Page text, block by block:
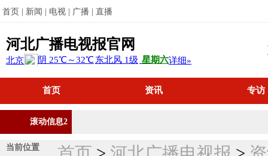
首页 | 新闻 | 电视 | 广播 | 直播
河北广播电视报官网
首页 资讯 专访
滚动信息2
当前位置